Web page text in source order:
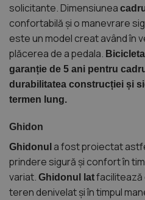
solicitante. Dimensiunea
confortabilă și o manevrare
este un model creat având în
plăcerea de a pedala.
garanție de 5 ani pentru
durabilitatea construcției și
termen lung.
Ghidon
Ghidonul a fost proiectat
prindere sigură și confort în
variat. Ghidonul latfacilitează
teren denivelat și în timpul